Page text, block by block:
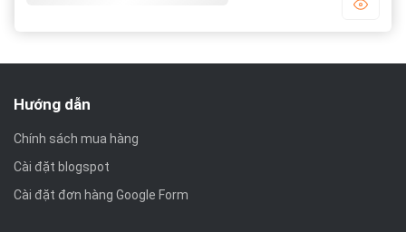
Hướng dẫn
Chính sách mua hàng
Cài đặt blogspot
Cài đặt đơn hàng Google Form